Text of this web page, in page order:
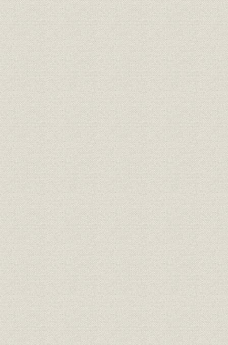
第2 旅客に対するサービスと運輸
第3節 手荷物および小荷物
第1 「鉄道営業法」公布以前の取扱いおよび運賃
第2 「鉄道運輸規程」の実施およびその後の取扱い・運賃
第4節 貨物営業
第1 貨物の取扱いおよび運賃
第2 貨物営業の実態
第5節 私設鉄道との業務上の関係
第1 連帯運輸
第2 私設鉄道との相互連絡関係
第6節 運転
第1 運転および信号
第2 列車の運転
第4章 建設
第1節 建設法規の制定
第2節 奥羽線福島・青森間